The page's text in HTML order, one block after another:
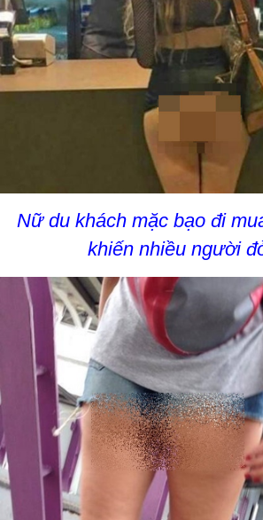
Nữ du khách mặc bạo đi
khiến nhiều người